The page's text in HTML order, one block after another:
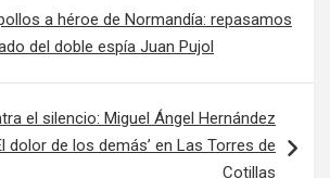
a héroe de Normandía: repasamos
del doble espía Juan Pujol
el silencio: Miguel Ángel Hernández
dolor de los demás’ en Las Torres de
Cotillas